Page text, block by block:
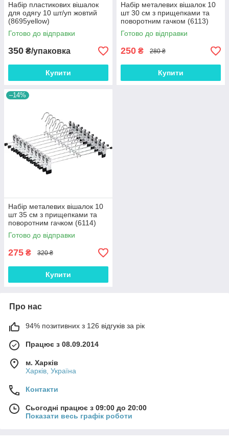
Набір пластикових вішалок
для одягу 10 шт/уп жовтий
(8695yellow)
Готово до відправки
350 ₴/упаковка
Купити
Набір металевих вішалок 10
шт 30 см з прищепками та
поворотним гачком (6113)
Готово до відправки
250 ₴ 280 ₴
Купити
–14%
Набір металевих вішалок 10
шт 35 см з прищепками та
поворотним гачком (6114)
Готово до відправки
275 ₴ 320 ₴
Купити
Про нас
94% позитивних з 126 відгуків за рік
Працює з 08.09.2014
м. Харків
Харків, Україна
Контакти
Сьогодні працює з 09:00 до 20:00
Показати весь графік роботи